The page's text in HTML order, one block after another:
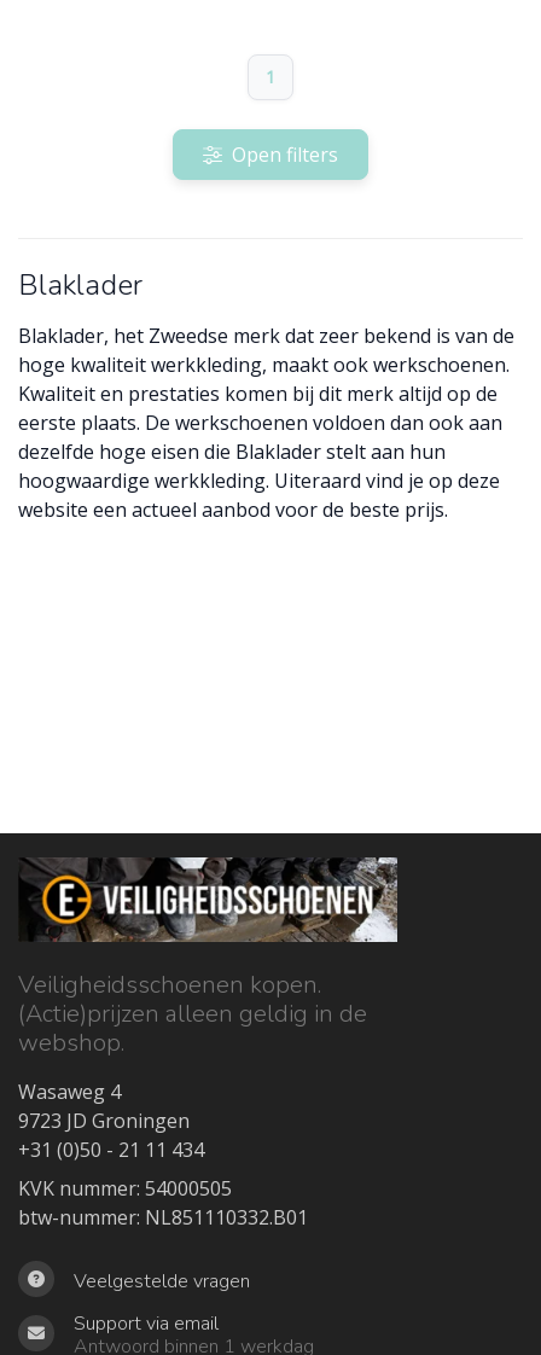
1
Open filters
Blaklader
Blaklader, het Zweedse merk dat zeer bekend is van de
hoge kwaliteit werkkleding, maakt ook werkschoenen.
Kwaliteit en prestaties komen bij dit merk altijd op de
eerste plaats. De werkschoenen voldoen dan ook aan
dezelfde hoge eisen die Blaklader stelt aan hun
hoogwaardige werkkleding. Uiteraard vind je op deze
website een actueel aanbod voor de beste prijs.
Veiligheidsschoenen kopen.
(Actie)prijzen alleen geldig in de
webshop.
Wasaweg 4
9723 JD Groningen
+31 (0)50 - 21 11 434
KVK nummer: 54000505
btw-nummer: NL851110332.B01
Veelgestelde vragen
Support via email
Antwoord binnen 1 werkdag